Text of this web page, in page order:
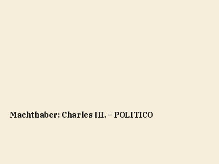
Machthaber: Charles III. – POLITICO